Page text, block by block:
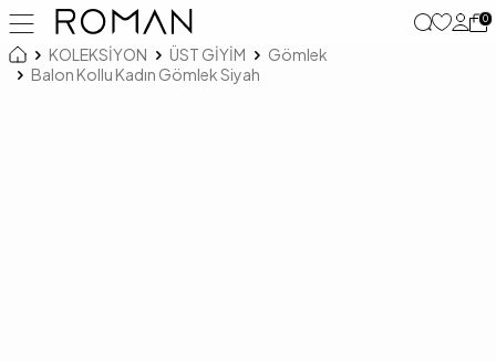
0
KOLEKSİYON ÜST GİYİM
Gömlek
Balon Kollu Kadın Gömlek Siyah